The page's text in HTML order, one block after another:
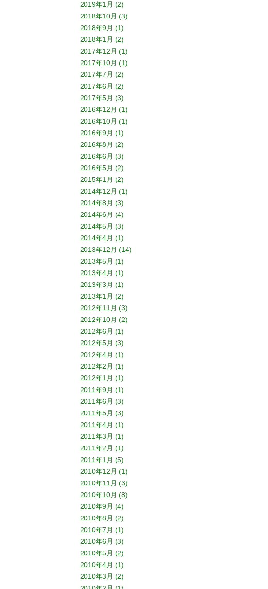
2019年1月 (2)
2018年10月 (3)
2018年9月 (1)
2018年1月 (2)
2017年12月 (1)
2017年10月 (1)
2017年7月 (2)
2017年6月 (2)
2017年5月 (3)
2016年12月 (1)
2016年10月 (1)
2016年9月 (1)
2016年8月 (2)
2016年6月 (3)
2016年5月 (2)
2015年1月 (2)
2014年12月 (1)
2014年8月 (3)
2014年6月 (4)
2014年5月 (3)
2014年4月 (1)
2013年12月 (14)
2013年5月 (1)
2013年4月 (1)
2013年3月 (1)
2013年1月 (2)
2012年11月 (3)
2012年10月 (2)
2012年6月 (1)
2012年5月 (3)
2012年4月 (1)
2012年2月 (1)
2012年1月 (1)
2011年9月 (1)
2011年6月 (3)
2011年5月 (3)
2011年4月 (1)
2011年3月 (1)
2011年2月 (1)
2011年1月 (5)
2010年12月 (1)
2010年11月 (3)
2010年10月 (8)
2010年9月 (4)
2010年8月 (2)
2010年7月 (1)
2010年6月 (3)
2010年5月 (2)
2010年4月 (1)
2010年3月 (2)